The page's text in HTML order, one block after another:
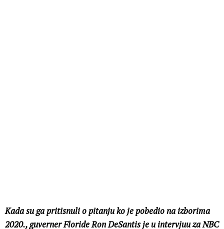
Kada su ga pritisnuli o pitanju ko je pobedio na izborima
2020., guverner Floride Ron DeSantis je u intervjuu za NBC